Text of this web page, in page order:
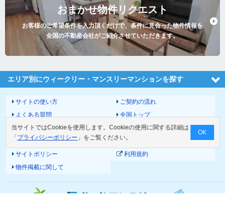
おまかせ物件リクエスト
お客様のご希望条件を入力頂くだけで、条件に見合った物件情報を
全国の不動産会社がご紹介させていただきます。
エリア別にウィークリー・マンスリーマンションを探す
サイトの使い方
ご契約の流れ
よくある質問
全国トップ
サイトマップ
運営会社
お問い合わせ
個人情報の取扱いについて
サイトポリシー
利用規約
物件掲載に関して
当サイトではCookieを使用します。Cookieの使用に関する詳細は
「 プライバシーポリシー 」をご覧ください。
OK